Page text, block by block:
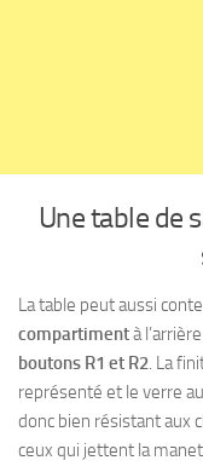
Une table de
La table peut aussi
compartimentà
boutons R1 et R2. La
représenté et le verre
donc bien résistant aux
ceux qui jettent la